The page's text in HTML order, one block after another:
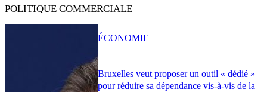
POLITIQUE COMMERCIALE
Bruxelles veut proposer un outil « dédié »
pour réduire sa dépendance vis-à-vis de la
ÉCONOMIE